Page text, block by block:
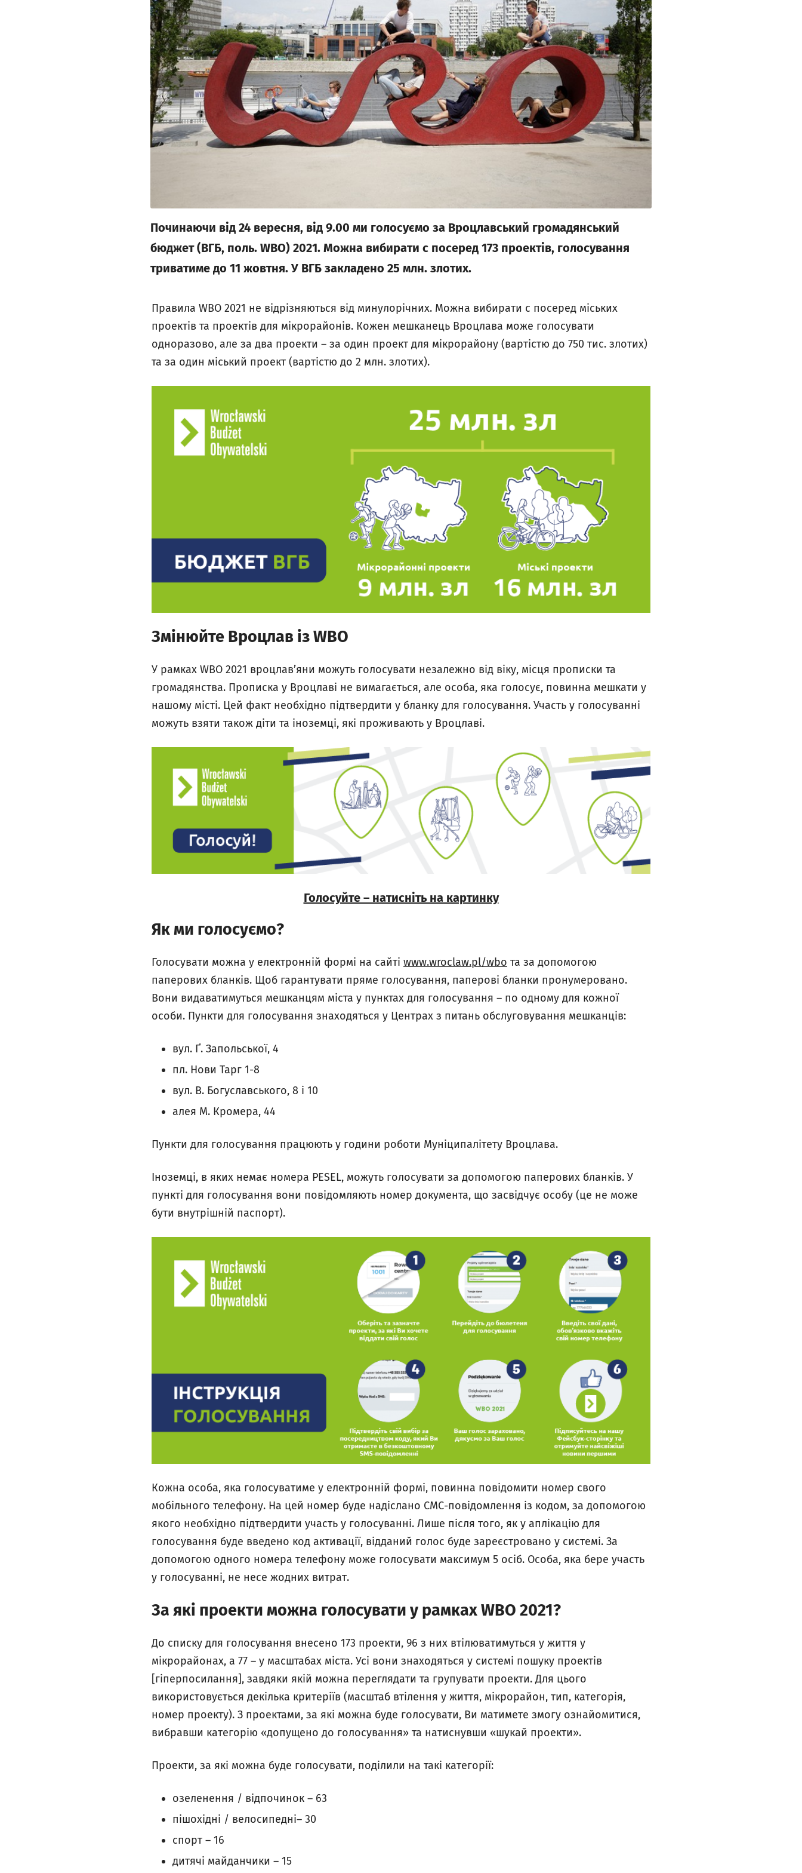
Починаючи від 24 вересня, від 9.00 ми голосуємо за Вроцлавський громадянський
бюджет (ВГБ, поль. WBO) 2021. Можна вибирати с посеред 173 проектів, голосування
триватиме до 11 жовтня. У ВГБ закладено 25 млн. злотих.
Правила WBO 2021 не відрізняються від минулорічних. Можна вибирати с посеред міських
проектів та проектів для мікрорайонів. Кожен мешканець Вроцлава може голосувати
одноразово, але за два проекти – за один проект для мікрорайону (вартістю до 750 тис. злотих)
та за один міський проект (вартістю до 2 млн. злотих).
Змінюйте Вроцлав із WBO
У рамках WBO 2021 вроцлавʼяни можуть голосувати незалежно від віку, місця прописки та
громадянства. Прописка у Вроцлаві не вимагається, але особа, яка голосує, повинна мешкати у
нашому місті. Цей факт необхідно підтвердити у бланку для голосування. Участь у голосуванні
можуть взяти також діти та іноземці, які проживають у Вроцлаві.
Голосуйте – натисніть на картинку
Як ми голосуємо?
Голосувати можна у електронній формі на сайті www.wroclaw.pl/wbo та за допомогою
паперових бланків. Щоб гарантувати пряме голосування, паперові бланки пронумеровано.
Вони видаватимуться мешканцям міста у пунктах для голосування – по одному для кожної
особи. Пункти для голосування знаходяться у Центрах з питань обслуговування мешканців:
вул. Ґ. Запольської, 4
пл. Нови Тарг 1-8
вул. В. Богуславського, 8 і 10
алея М. Кромера, 44
Пункти для голосування працюють у години роботи Муніципалітету Вроцлава.
Іноземці, в яких немає номера PESEL, можуть голосувати за допомогою паперових бланків. У
пункті для голосування вони повідомляють номер документа, що засвідчує особу (це не може
бути внутрішній паспорт).
Кожна особа, яка голосуватиме у електронній формі, повинна повідомити номер свого
мобільного телефону. На цей номер буде надіслано СМС-повідомлення із кодом, за допомогою
якого необхідно підтвердити участь у голосуванні. Лише після того, як у аплікацію для
голосування буде введено код активації, відданий голос буде зареєстровано у системі. За
допомогою одного номера телефону може голосувати максимум 5 осіб. Особа, яка бере участь
у голосуванні, не несе жодних витрат.
За які проекти можна голосувати у рамках WBO 2021?
До списку для голосування внесено 173 проекти, 96 з них втілюватимуться у життя у
мікрорайонах, а 77 – у масштабах міста. Усі вони знаходяться у системі пошуку проектів
[гіперпосилання], завдяки якій можна переглядати та групувати проекти. Для цього
використовується декілька критеріїв (масштаб втілення у життя, мікрорайон, тип, категорія,
номер проекту). З проектами, за які можна буде голосувати, Ви матимете змогу ознайомитися,
вибравши категорію «допущено до голосування» та натиснувши «шукай проекти».
Проекти, за які можна буде голосувати, поділили на такі категорії:
озеленення / відпочинок – 63
пішохідні / велосипедні– 30
спорт – 16
дитячі майданчики – 15